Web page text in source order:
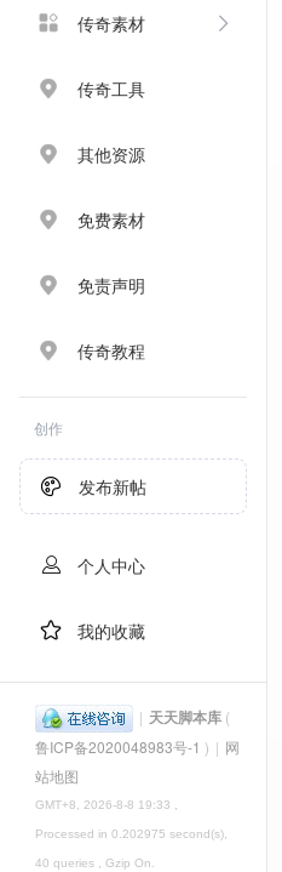
传奇素材
传奇工具
其他资源
免费素材
免责声明
传奇教程
创作
发布新帖
个人中心
我的收藏
| 天天脚本库 (
鲁ICP备2020048983号-1 ) | 网
站地图
GMT+8, 2026-8-8 19:33 ,
Processed in 0.202975 second(s),
40 queries , Gzip On.